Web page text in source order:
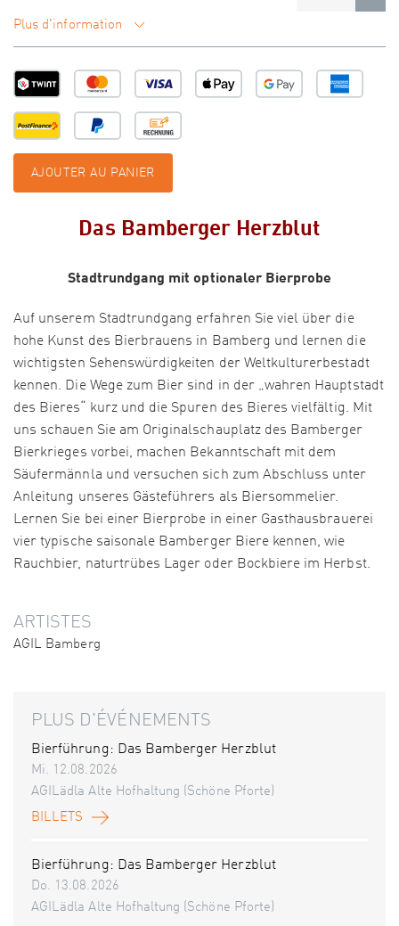
Plus d'information
AJOUTER AU PANIER
Das Bamberger Herzblut
Stadtrundgang mit optionaler Bierprobe
Auf unserem Stadtrundgang erfahren Sie viel über die
hohe Kunst des Bierbrauens in Bamberg und lernen die
wichtigsten Sehenswürdigkeiten der Weltkulturerbestadt
kennen. Die Wege zum Bier sind in der „wahren Hauptstadt
des Bieres“ kurz und die Spuren des Bieres vielfältig. Mit
uns schauen Sie am Originalschauplatz des Bamberger
Bierkrieges vorbei, machen Bekanntschaft mit dem
Säufermännla und versuchen sich zum Abschluss unter
Anleitung unseres Gästeführers als Biersommelier.
Lernen Sie bei einer Bierprobe in einer Gasthausbrauerei
vier typische saisonale Bamberger Biere kennen, wie
Rauchbier, naturtrübes Lager oder Bockbiere im Herbst.
ARTISTES
AGIL Bamberg
PLUS D'ÉVÉNEMENTS
Bierführung: Das Bamberger Herzblut
Mi. 12.08.2026
AGILädla Alte Hofhaltung (Schöne Pforte)
BILLETS
Bierführung: Das Bamberger Herzblut
Do. 13.08.2026
AGILädla Alte Hofhaltung (Schöne Pforte)